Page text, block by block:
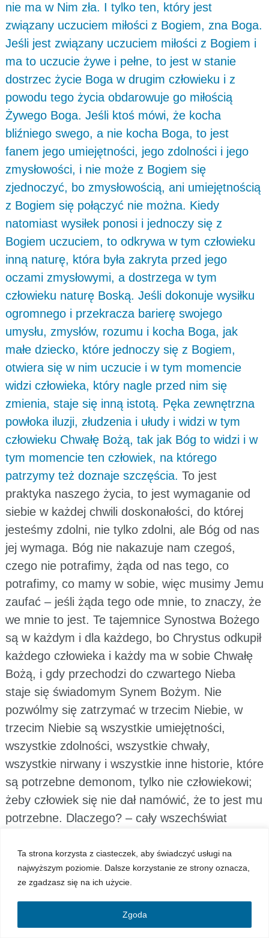
Ta strona korzysta z ciasteczek, aby świadczyć usługi na
najwyższym poziomie. Dalsze korzystanie ze strony oznacza,
ze zgadzasz się na ich użycie.
Zgoda
nie ma w Nim zła. I tylko ten, który jest
związany uczuciem miłości z Bogiem, zna Boga.
Jeśli jest związany uczuciem miłości z Bogiem i
ma to uczucie żywe i pełne, to jest w stanie
dostrzec życie Boga w drugim człowieku i z
powodu tego życia obdarowuje go miłością
Żywego Boga. Jeśli ktoś mówi, że kocha
bliźniego swego, a nie kocha Boga, to jest
fanem jego umiejętności, jego zdolności i jego
zmysłowości, i nie może z Bogiem się
zjednoczyć, bo zmysłowością, ani umiejętnością
z Bogiem się połączyć nie można. Kiedy
natomiast wysiłek ponosi i jednoczy się z
Bogiem uczuciem, to odkrywa w tym człowieku
inną naturę, która była zakryta przed jego
oczami zmysłowymi, a dostrzega w tym
człowieku naturę Boską. Jeśli dokonuje wysiłku
ogromnego i przekracza barierę swojego
umysłu, zmysłów, rozumu i kocha Boga, jak
małe dziecko, które jednoczy się z Bogiem,
otwiera się w nim uczucie i w tym momencie
widzi człowieka, który nagle przed nim się
zmienia, staje się inną istotą. Pęka zewnętrzna
powłoka iluzji, złudzenia i ułudy i widzi w tym
człowieku Chwałę Bożą, tak jak Bóg to widzi i w
tym momencie ten człowiek, na którego
patrzymy też doznaje szczęścia. To jest
praktyka naszego życia, to jest wymaganie od
siebie w każdej chwili doskonałości, do której
jesteśmy zdolni, nie tylko zdolni, ale Bóg od nas
jej wymaga. Bóg nie nakazuje nam czegoś,
czego nie potrafimy, żąda od nas tego, co
potrafimy, co mamy w sobie, więc musimy Jemu
zaufać – jeśli żąda tego ode mnie, to znaczy, że
we mnie to jest. Te tajemnice Synostwa Bożego
są w każdym i dla każdego, bo Chrystus odkupił
każdego człowieka i każdy ma w sobie Chwałę
Bożą, i gdy przechodzi do czwartego Nieba
staje się świadomym Synem Bożym. Nie
pozwólmy się zatrzymać w trzecim Niebie, w
trzecim Niebie są wszystkie umiejętności,
wszystkie zdolności, wszystkie chwały,
wszystkie nirwany i wszystkie inne historie, które
są potrzebne demonom, tylko nie człowiekowi;
żeby człowiek się nie dał namówić, że to jest mu
potrzebne. Dlaczego? – cały wszechświat
że w tej chwili otworzyła się całkowicie nowa
przestrzeń życia człowieka. Ludzie zdążają do
własnej nirwany, do własnego spokoju, do
wszechświat mógł poznać Boga, ale żeby to się